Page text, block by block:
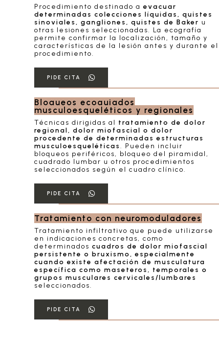
Procedimiento destinado a evacuar
determinadas colecciones líquidas, quistes
sinoviales, gangliones, quistes de Baker u
otras lesiones seleccionadas. La ecografía
permite confirmar la localización, tamaño y
características de la lesión antes y durante el
procedimiento.
PIDE CITA
Bloqueos ecoguiados
musculoesqueléticos y regionales
Técnicas dirigidas al tratamiento de dolor
regional, dolor miofascial o dolor
procedente de determinadas estructuras
musculoesqueléticas. Pueden incluir
bloqueos periféricos, bloqueo del piramidal,
cuadrado lumbar u otros procedimientos
seleccionados según el cuadro clínico.
PIDE CITA
Tratamiento con neuromoduladores
Tratamiento infiltrativo que puede utilizarse
en indicaciones concretas, como
determinados cuadros de dolor miofascial
persistente o bruxismo, especialmente
cuando existe afectación de musculatura
específica como maseteros, temporales o
grupos musculares cervicales/lumbares
seleccionados.
PIDE CITA